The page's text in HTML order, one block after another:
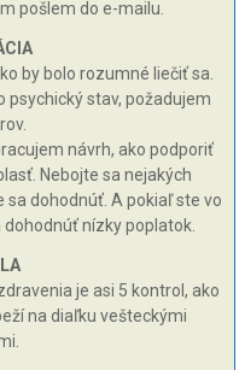
pošlem do e-mailu.
by bolo rozumné liečiť sa.
psychický stav, požadujem
návrh, ako podporiť
Nebojte sa nejakých
sa dohodnúť. A pokiaľ ste vo
nízky poplatok.
je asi 5 kontrol, ako
na diaľku vešteckými